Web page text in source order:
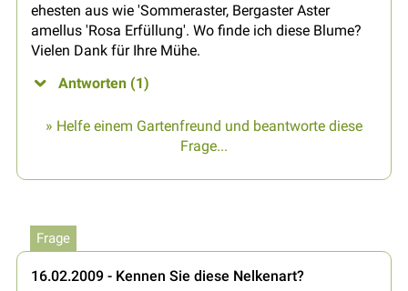
ehesten aus wie 'Sommeraster, Bergaster Aster
amellus 'Rosa Erfüllung'. Wo finde ich diese Blume?
Vielen Dank für Ihre Mühe.
Antworten (1)
» Helfe einem Gartenfreund und beantworte diese
Frage...
Frage
16.02.2009 - Kennen Sie diese Nelkenart?